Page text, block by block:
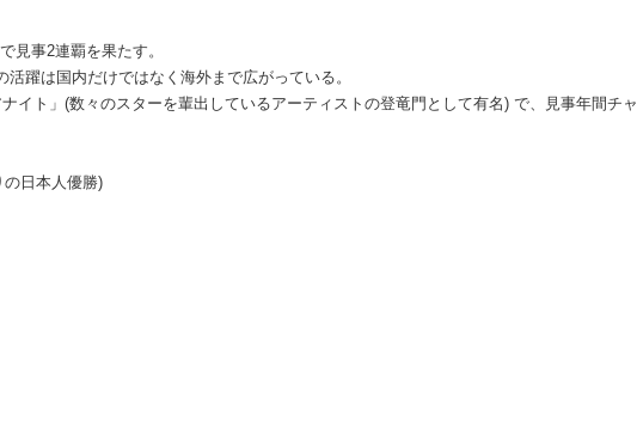
見事2連覇を果たす。
躍は国内だけではなく海外まで広がっている。
イト」(数々のスターを輩出しているアーティストの登竜門として有名) で、見事年間チャ
日本人優勝)